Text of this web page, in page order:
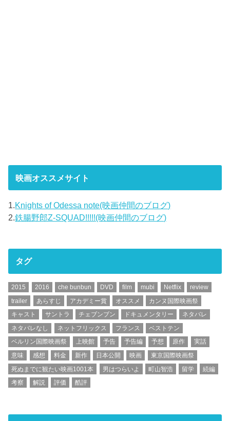
映画オススメサイト
1. Knights of Odessa note(映画仲間のブログ)
2.鉄腸野郎Z-SQUAD!!!!!(映画仲間のブログ)
タグ
2015 2016 che bunbun DVD film mubi Netflix
review
trailer
あらすじ アカデミー賞 オススメ
カンヌ国際映画祭
キャスト
サントラ チェブンブン ドキュメンタリー
ネタバレ
ネタバレなし
ネットフリックス フランス
ベストテン
ベルリン国際映画祭
上映館 予告 予告編 予想 原作
実話
意味
感想 料金 新作 日本公開 映画
東京国際映画祭
死ぬまでに観たい映画1001本
男はつらいよ 町山智浩 留学
続編
考察
解説 評価 酷評